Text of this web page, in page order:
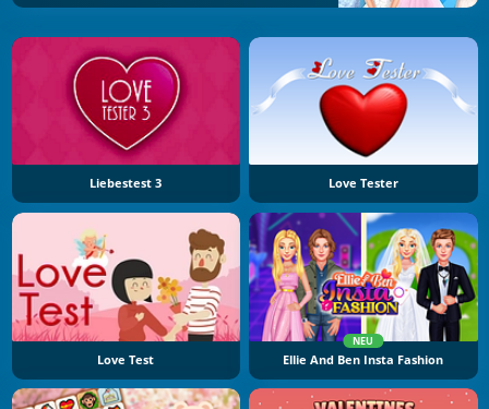
Liebestest 3 Love Tester
Love Test
NEU
Ellie And Ben Insta Fashion